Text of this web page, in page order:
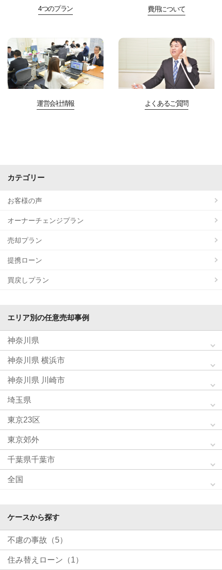
4つのプラン 費用について
運営会社情報 よくあるご質問
カテゴリー
お客様の声
オーナーチェンジプラン
売却プラン
提携ローン
買戻しプラン
エリア別の任意売却事例
神奈川県
神奈川県 横浜市
神奈川県 川崎市
埼玉県
東京23区
東京郊外
千葉県千葉市
全国
ケースから探す
不慮の事故（5）
住み替えローン（1）